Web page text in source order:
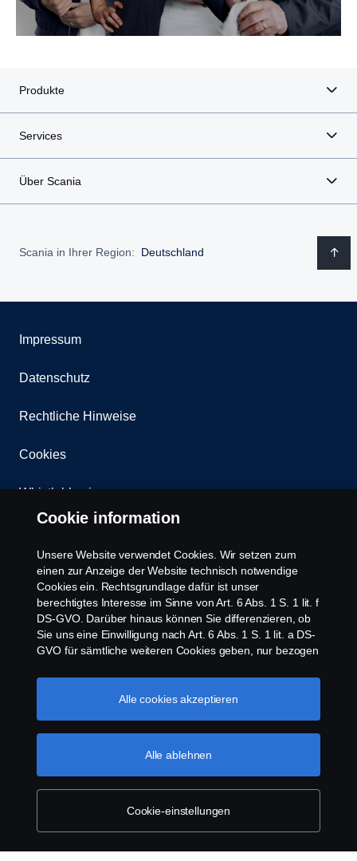
Produkte
Services
Über Scania
Scania in Ihrer Region: Deutschland
Impressum
Datenschutz
Rechtliche Hinweise
Cookies
Whistleblowing
Newsletter
Scania Cookie Richtlinie
Scania Deutschland GmbH, August-Horch-Straße
10, 56070 Koblenz, Tel. +49 261 897 0, Fax +49
261 897 7 203.
Cookie information
Unsere Website verwendet Cookies. Wir setzen zum
einen zur Anzeige der Website technisch notwendige
Cookies ein. Rechtsgrundlage dafür ist unser
berechtigtes Interesse im Sinne von Art. 6 Abs. 1 S. 1 lit. f
DS-GVO. Darüber hinaus können Sie differenzieren, ob
Sie uns eine Einwilligung nach Art. 6 Abs. 1 S. 1 lit. a DS-
GVO für sämtliche weiteren Cookies geben, nur bezogen
Diese Einwilligung ist freiwillig und kann jederzeit mit
Zukunftswirkung widerrufen werden. Unsere Anbieter
Angemessenheitsbeschlusses der Europäischen
Kommission im Sinne von Art. 45 Abs. 3 DS-GVO, worin
festgelegt wurde, dass in den USA ein angemessenes
Schutzniveau vorhanden ist. Informationen über uns
Cookie-einstellungen
Alle ablehnen
Alle cookies akzeptieren